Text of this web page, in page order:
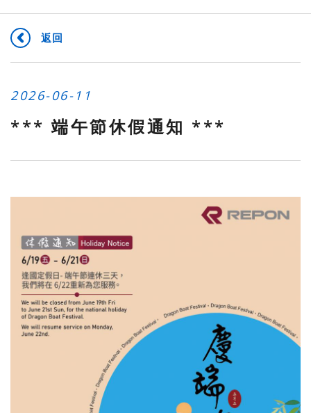
返回
2026-06-11
*** 端午節休假通知 ***